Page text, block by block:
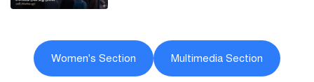
Women's Section Multimedia Section